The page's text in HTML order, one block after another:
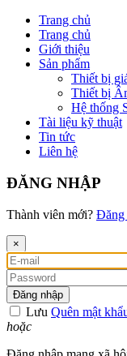
Trang chủ
Trang chủ
Giới thiệu
Sản phẩm
Thiết bị
Thiết bị
Hệ thống
Tài liệu kỹ thuật
Tin tức
Liên hệ
ĐĂNG NHẬP
Thành viên mới? Đăng
×
Đăng nhập
Lưu Quên mật
hoặc